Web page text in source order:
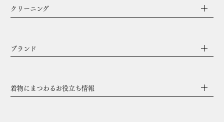
クリーニング
ブランド
着物にまつわるお役立ち情報